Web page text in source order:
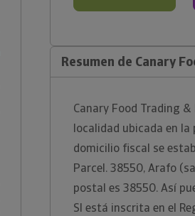
Resumen de Canary
Canary Food Trading
localidad ubicada en la
domicilio fiscal se
Parcel. 38550, Arafo
postal es 38550. Así
Sl está inscrita en el